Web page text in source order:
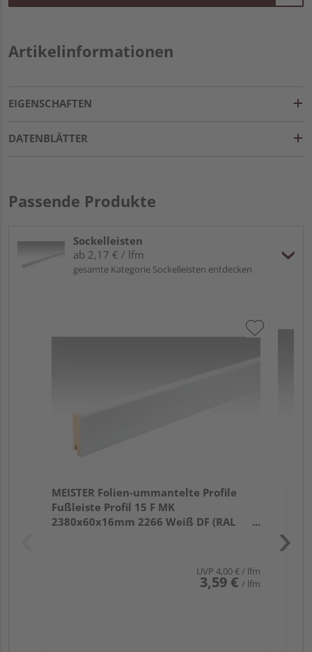
Artikelinformationen
EIGENSCHAFTEN
DATENBLÄTTER
Passende Produkte
Sockelleisten
ab 2,17 € / lfm
gesamte Kategorie Sockelleisten entdecken
MEISTER Folien-ummantelte Profile
Fußleiste Profil 15 F MK
2380x60x16mm 2266 Weiß DF (RAL
UVP 4,00 €/ lfm
3,59 € / lfm